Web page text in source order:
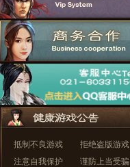
抵制不良游戏
拒绝盗版游戏
注意自我保护
谨防上当受骗